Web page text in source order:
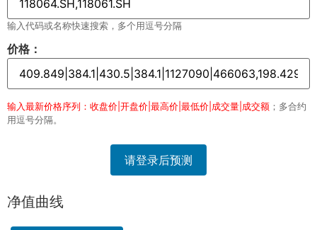
输入代码或名称快速搜索，多个用逗号分隔
价格：
输入最新价格序列：收盘价|开盘价|最高价|最低价|成交量|成交额 ；多合约
用逗号分隔。
请登录后预测
净值曲线